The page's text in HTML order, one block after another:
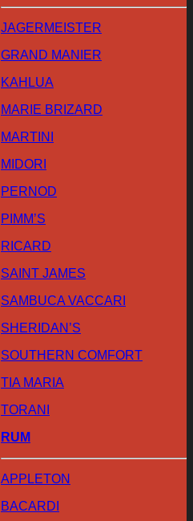
JAGERMEISTER
GRAND MANIER
KAHLUA
MARIE BRIZARD
MARTINI
MIDORI
PERNOD
PIMM’S
RICARD
SAINT JAMES
SAMBUCA VACCARI
SHERIDAN’S
SOUTHERN COMFORT
TIA MARIA
TORANI
RUM
APPLETON
BACARDI